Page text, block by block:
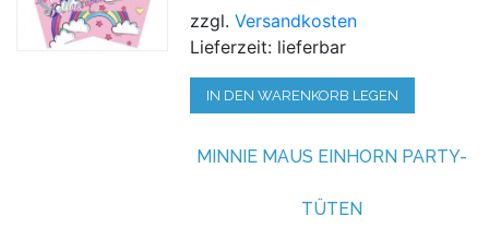
zzgl.Versandkosten
Lieferzeit: lieferbar
IN DEN WARENKORB LEGEN
MINNIE MAUS EINHORN PARTY-
TÜTEN